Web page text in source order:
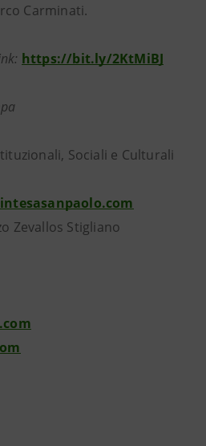
Carminati.
https://bit.ly/2KtMiBJ
Sociali e Culturali
Zevallos Stigliano